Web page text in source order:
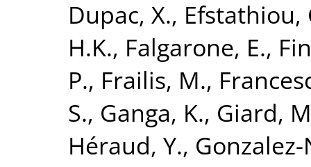
Dupac, X., Efstathiou,
H.K., Falgarone, E.,
P., Frailis, M.,
S., Ganga, K., Giard,
Héraud, Y., Gonzalez-